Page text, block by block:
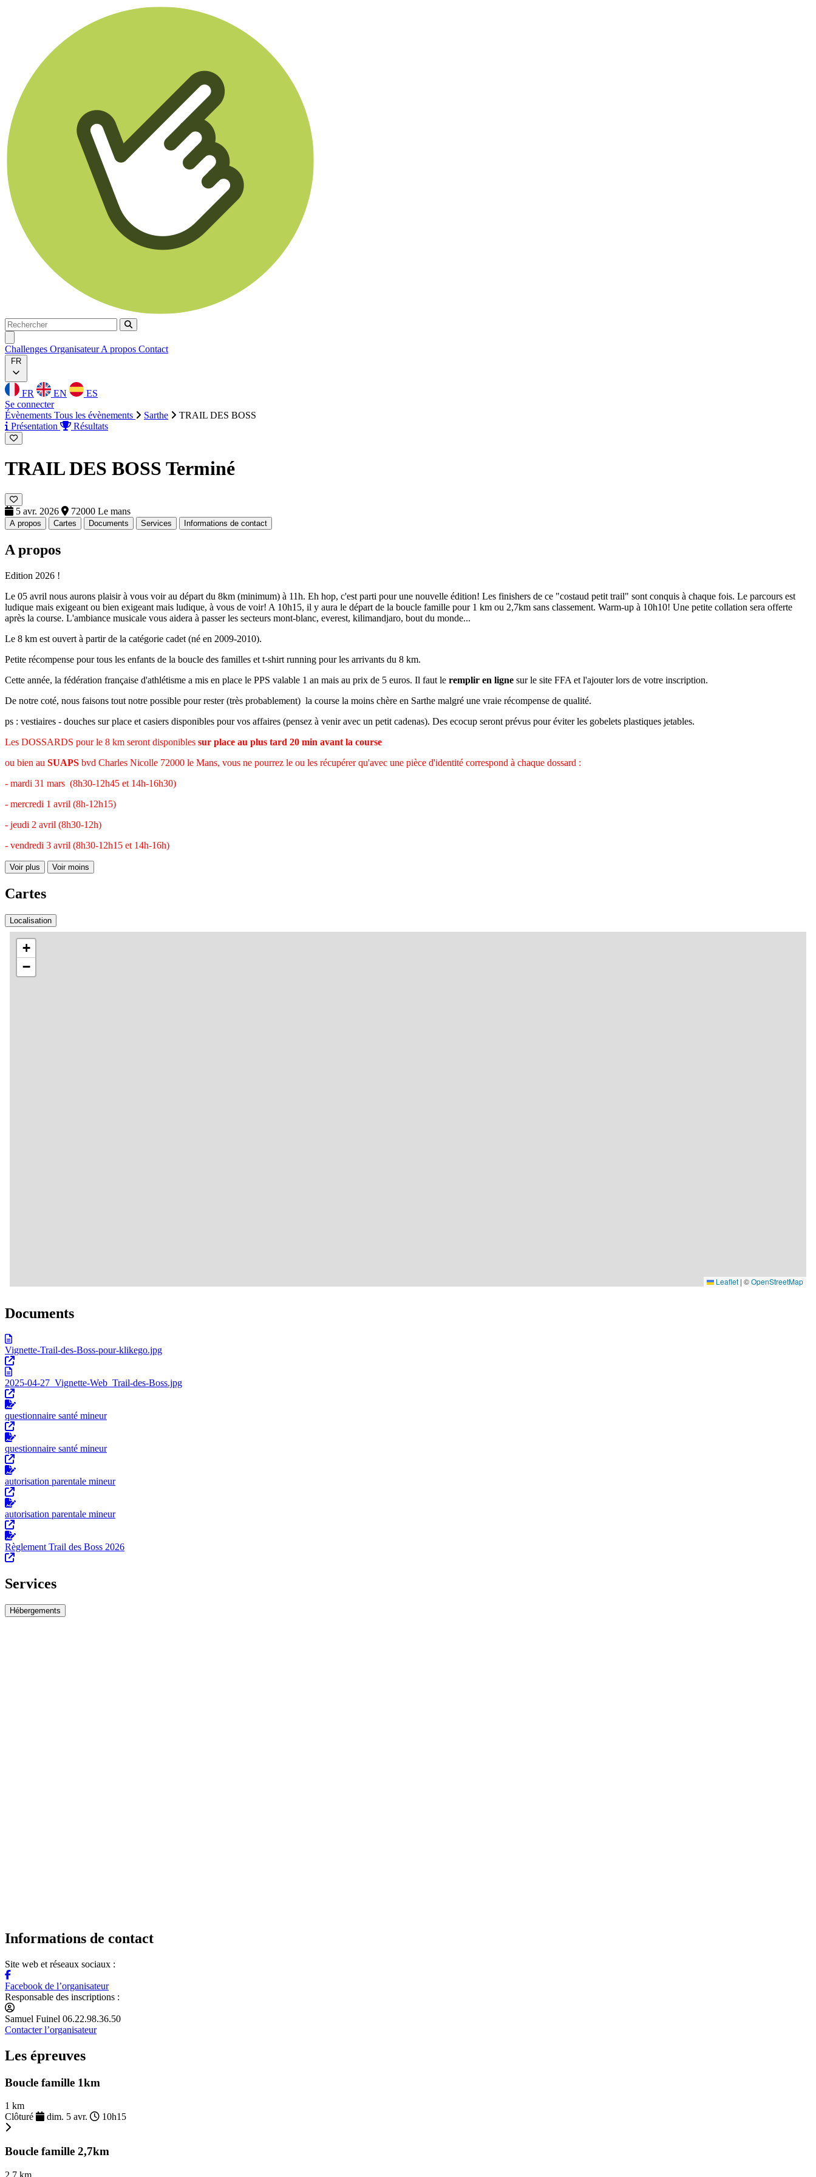
Rechercher
Rechercher
Challenges OrganisateurA propos Contact
FR
FR EN
ES
Se connecter
Évènements Tous les évènements Sarthe
TRAIL DES BOSS
Présentation
Résultats
TRAIL DES BOSS Terminé
5 avr. 2026 72000 Le mans
A propos Cartes Documents Services Informations de contact
A propos
Edition 2026 !
Le 05 avril nous aurons plaisir à vous voir au départ du 8km (minimum) à 11h. Eh hop, c'est parti pour une nouvelle édition! Les finishers de ce "costaud petit trail" sont conquis à chaque fois. Le parcours est
ludique mais exigeant ou bien exigeant mais ludique, à vous de voir! A 10h15, il y aura le départ de la boucle famille pour 1 km ou 2,7km sans classement. Warm-up à 10h10! Une petite collation sera offerte
après la course. L'ambiance musicale vous aidera à passer les secteurs mont-blanc, everest, kilimandjaro, bout du monde...
Le 8 km est ouvert à partir de la catégorie cadet (né en 2009-2010).
Petite récompense pour tous les enfants de la boucle des familles et t-shirt running pour les arrivants du 8 km.
Cette année, la fédération française d'athlétisme a mis en place le PPS valable 1 an mais au prix de 5 euros. Il faut le remplir en ligne sur le site FFA et l'ajouter lors de votre inscription.
De notre coté, nous faisons tout notre possible pour rester (très probablement) la course la moins chère en Sarthe malgré une vraie récompense de qualité.
ps : vestiaires - douches sur place et casiers disponibles pour vos affaires (pensez à venir avec un petit cadenas). Des ecocup seront prévus pour éviter les gobelets plastiques jetables.
Les DOSSARDS pour le 8 km seront disponibles sur place au plus tard 20 min avant la course
ou bien au SUAPS bvd Charles Nicolle 72000 le Mans, vous ne pourrez le ou les récupérer qu'avec une pièce d'identité correspond à chaque dossard :
- mardi 31 mars (8h30-12h45 et 14h-16h30)
- mercredi 1 avril (8h-12h15)
- jeudi 2 avril (8h30-12h)
- vendredi 3 avril (8h30-12h15 et 14h-16h)
Voir plus Voir moins
Cartes
Localisation
Documents
Vignette-Trail-des-Boss-pour-klikego.jpg
2025-04-27_Vignette-Web_Trail-des-Boss.jpg
questionnaire santé mineur
questionnaire santé mineur
autorisation parentale mineur
autorisation parentale mineur
Règlement Trail des Boss 2026
Services
Hébergements
Informations de contact
Site web et réseaux sociaux :
Facebook de l’organisateur
Responsable des inscriptions :
Samuel Fuinel 06.22.98.36.50
Contacter l’organisateur
Les épreuves
Boucle famille 1km
1 km
Clôturé
dim. 5 avr. 10h15
Boucle famille 2,7km
2,7 km